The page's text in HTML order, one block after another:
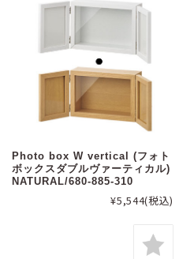
Photo box W vertical (フォト
ボックスダブルヴァーティカル)
NATURAL/680-885-310
¥5,544(税込)